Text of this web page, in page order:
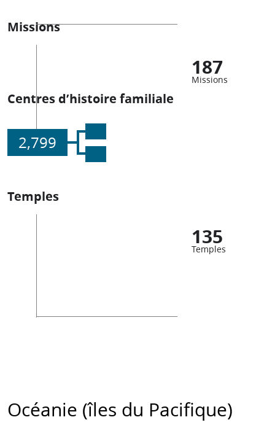
Missions
187
Missions
Centres d’histoire familiale
2,799
Temples
135
Temples
Océanie (îles du Pacifique)